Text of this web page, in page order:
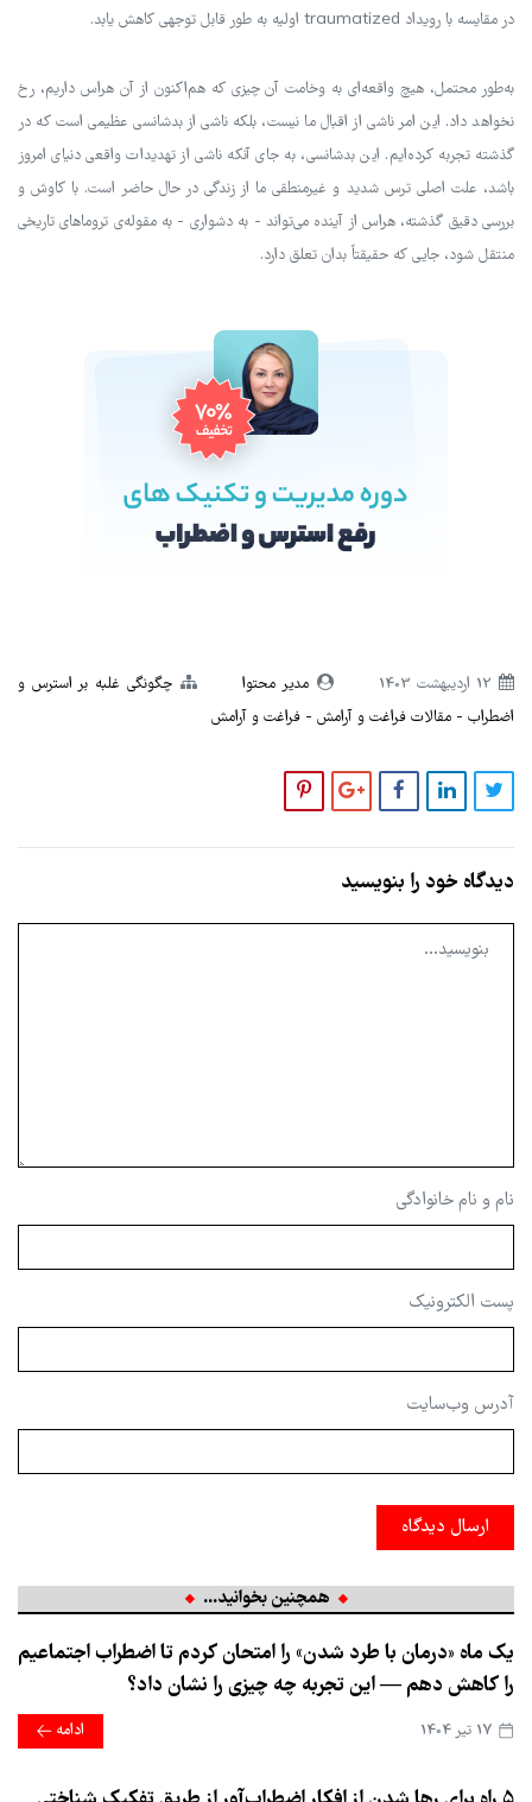
در مقایسه با رویداد traumatized اولیه به طور قابل توجهی کاهش یابد.
به‌طور محتمل، هیچ واقعه‌ای به وخامت آن چیزی که هم‌اکنون از آن هراس داریم، رخ
نخواهد داد. این امر ناشی از اقبال ما نیست، بلکه ناشی از بدشانسی عظیمی است که در
گذشته تجربه کرده‌ایم. این بدشانسی، به جای آنکه ناشی از تهدیدات واقعی دنیای امروز
باشد، علت اصلی ترس شدید و غیرمنطقی ما از زندگی در حال حاضر است. با کاوش و
بررسی دقیق گذشته، هراس از آینده می‌تواند - به دشواری - به مقوله‌ی تروماهای تاریخی
منتقل شود، جایی که حقیقتاً بدان تعلق دارد.
12 ارديبهشت 1403 مدیر محتوا
چگونگی غلبه بر استرس و
اضطراب
مقالات فراغت و آرامش فراغت و آرامش
دیدگاه خود را بنویسید
نام و نام خانوادگی
پست الکترونیک
آدرس وب‌سایت
ارسال دیدگاه
همچنین بخوانید...
یک ماه «درمان با طرد شدن» را امتحان کردم تا اضطراب اجتماعیم
را کاهش دهم — این تجربه چه چیزی را نشان داد؟
ادامه